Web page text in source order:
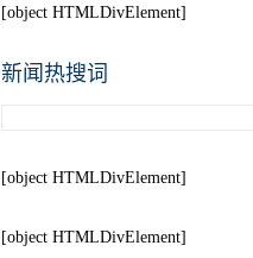
[object HTMLDivElement]
新闻热搜词
[object HTMLDivElement]
[object HTMLDivElement]